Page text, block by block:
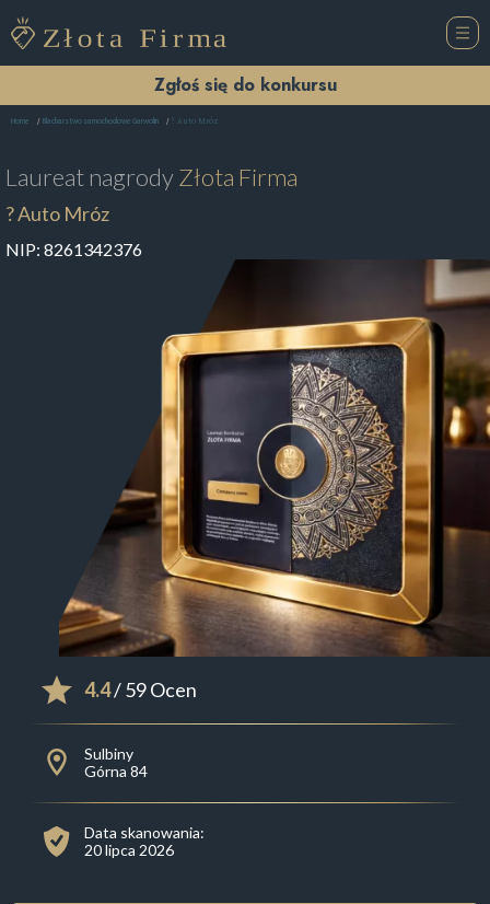
Zgłoś się do konkursu
Home Blacharstwo samochodowe Garwolin ? Auto Mróz
Laureat nagrodyZłota Firma
? Auto Mróz
NIP: 8261342376
4.4/ 59 Ocen
Sulbiny
Górna 84
Data skanowania:
20 lipca 2026